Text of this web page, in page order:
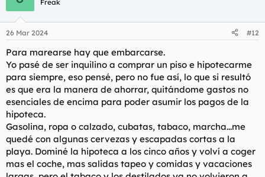
e
:
Freak
26 Mar 2024 #12
Para marearse hay que embarcarse.
Yo pasé de ser inquilino a comprar un piso e hipotecarme
para siempre, eso pensé, pero no fue así, lo que si resultó
es que era la manera de ahorrar, quitándome gastos no
esenciales de encima para poder asumir los pagos de la
hipoteca.
Gasolina, ropa o calzado, cubatas, tabaco, marcha...me
quedé con algunas cervezas y escapadas cortas a la
playa. Dominé la hipoteca a los cinco años y volví a coger
mas el coche, mas salidas tapeo y comidas y vacaciones